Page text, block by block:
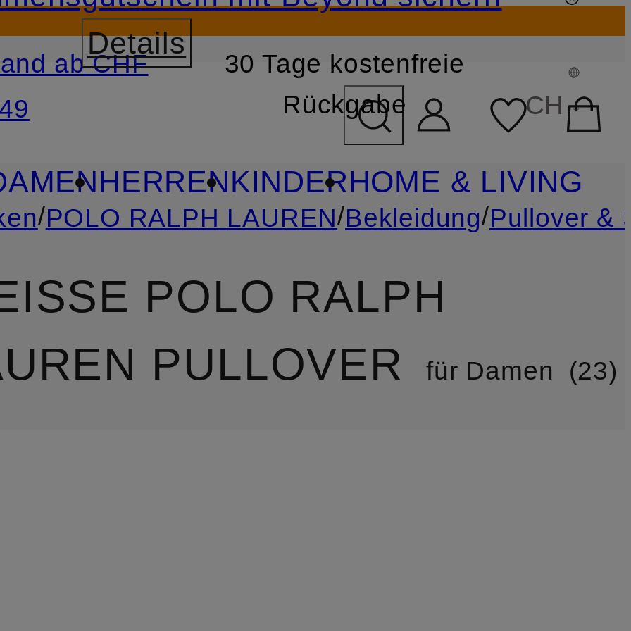
ZUM SUCHFELD ÜBERSPRINGEN
Details
ab CHF
30 Tage kostenfreie
Rückgabe
CH
HERRENKINDERHOME & LIVING
/POLO RALPH LAUREN/Bekleidung/Pullover &
POLO RALPH L
PULLOVER
für Damen 23